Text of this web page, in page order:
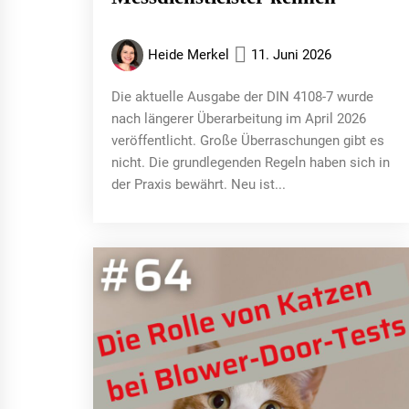
Heide Merkel 11. Juni 2026
Die aktuelle Ausgabe der DIN 4108-7 wurde
nach längerer Überarbeitung im April 2026
veröffentlicht. Große Überraschungen gibt es
nicht. Die grundlegenden Regeln haben sich in
der Praxis bewährt. Neu ist...